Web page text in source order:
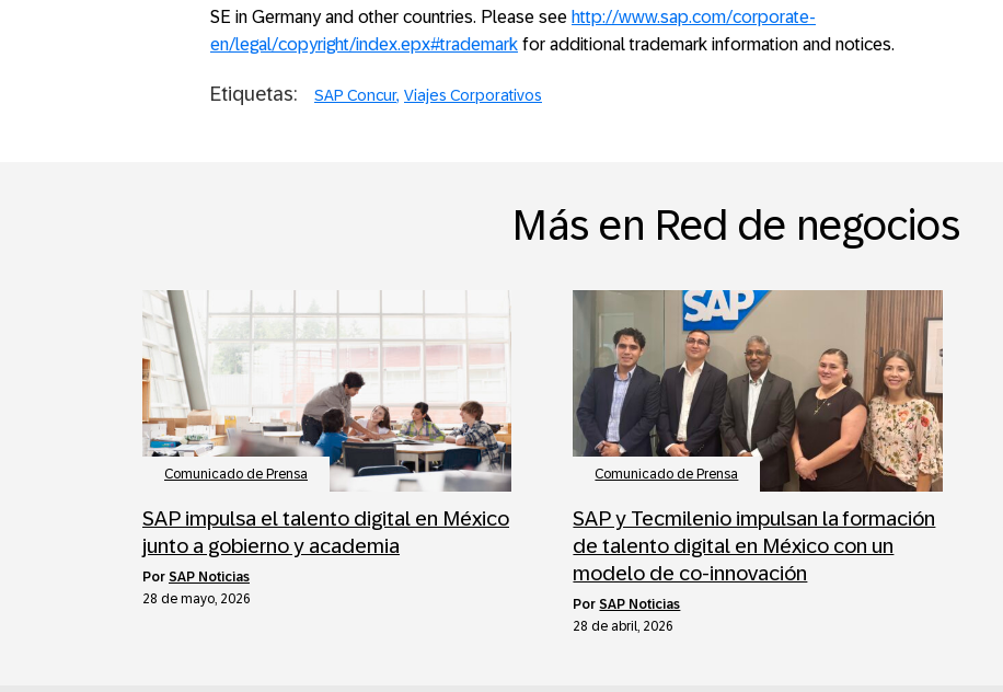
SE in Germany and other countries. Please see http://www.sap.com/corporate-
en/legal/copyright/index.epx#trademark for additional trademark information and notices.
Etiquetas: SAP Concur Viajes Corporativos
Más en Red de negocios
Comunicado de Prensa
SAP impulsa el talento digital en México
junto a gobierno y academia
por SAP Noticias
28 de mayo, 2026
Comunicado de Prensa
SAP y Tecmilenio impulsan la formación
de talento digital en México con un
modelo de co-innovación
porSAP Noticias
28 de abril, 2026